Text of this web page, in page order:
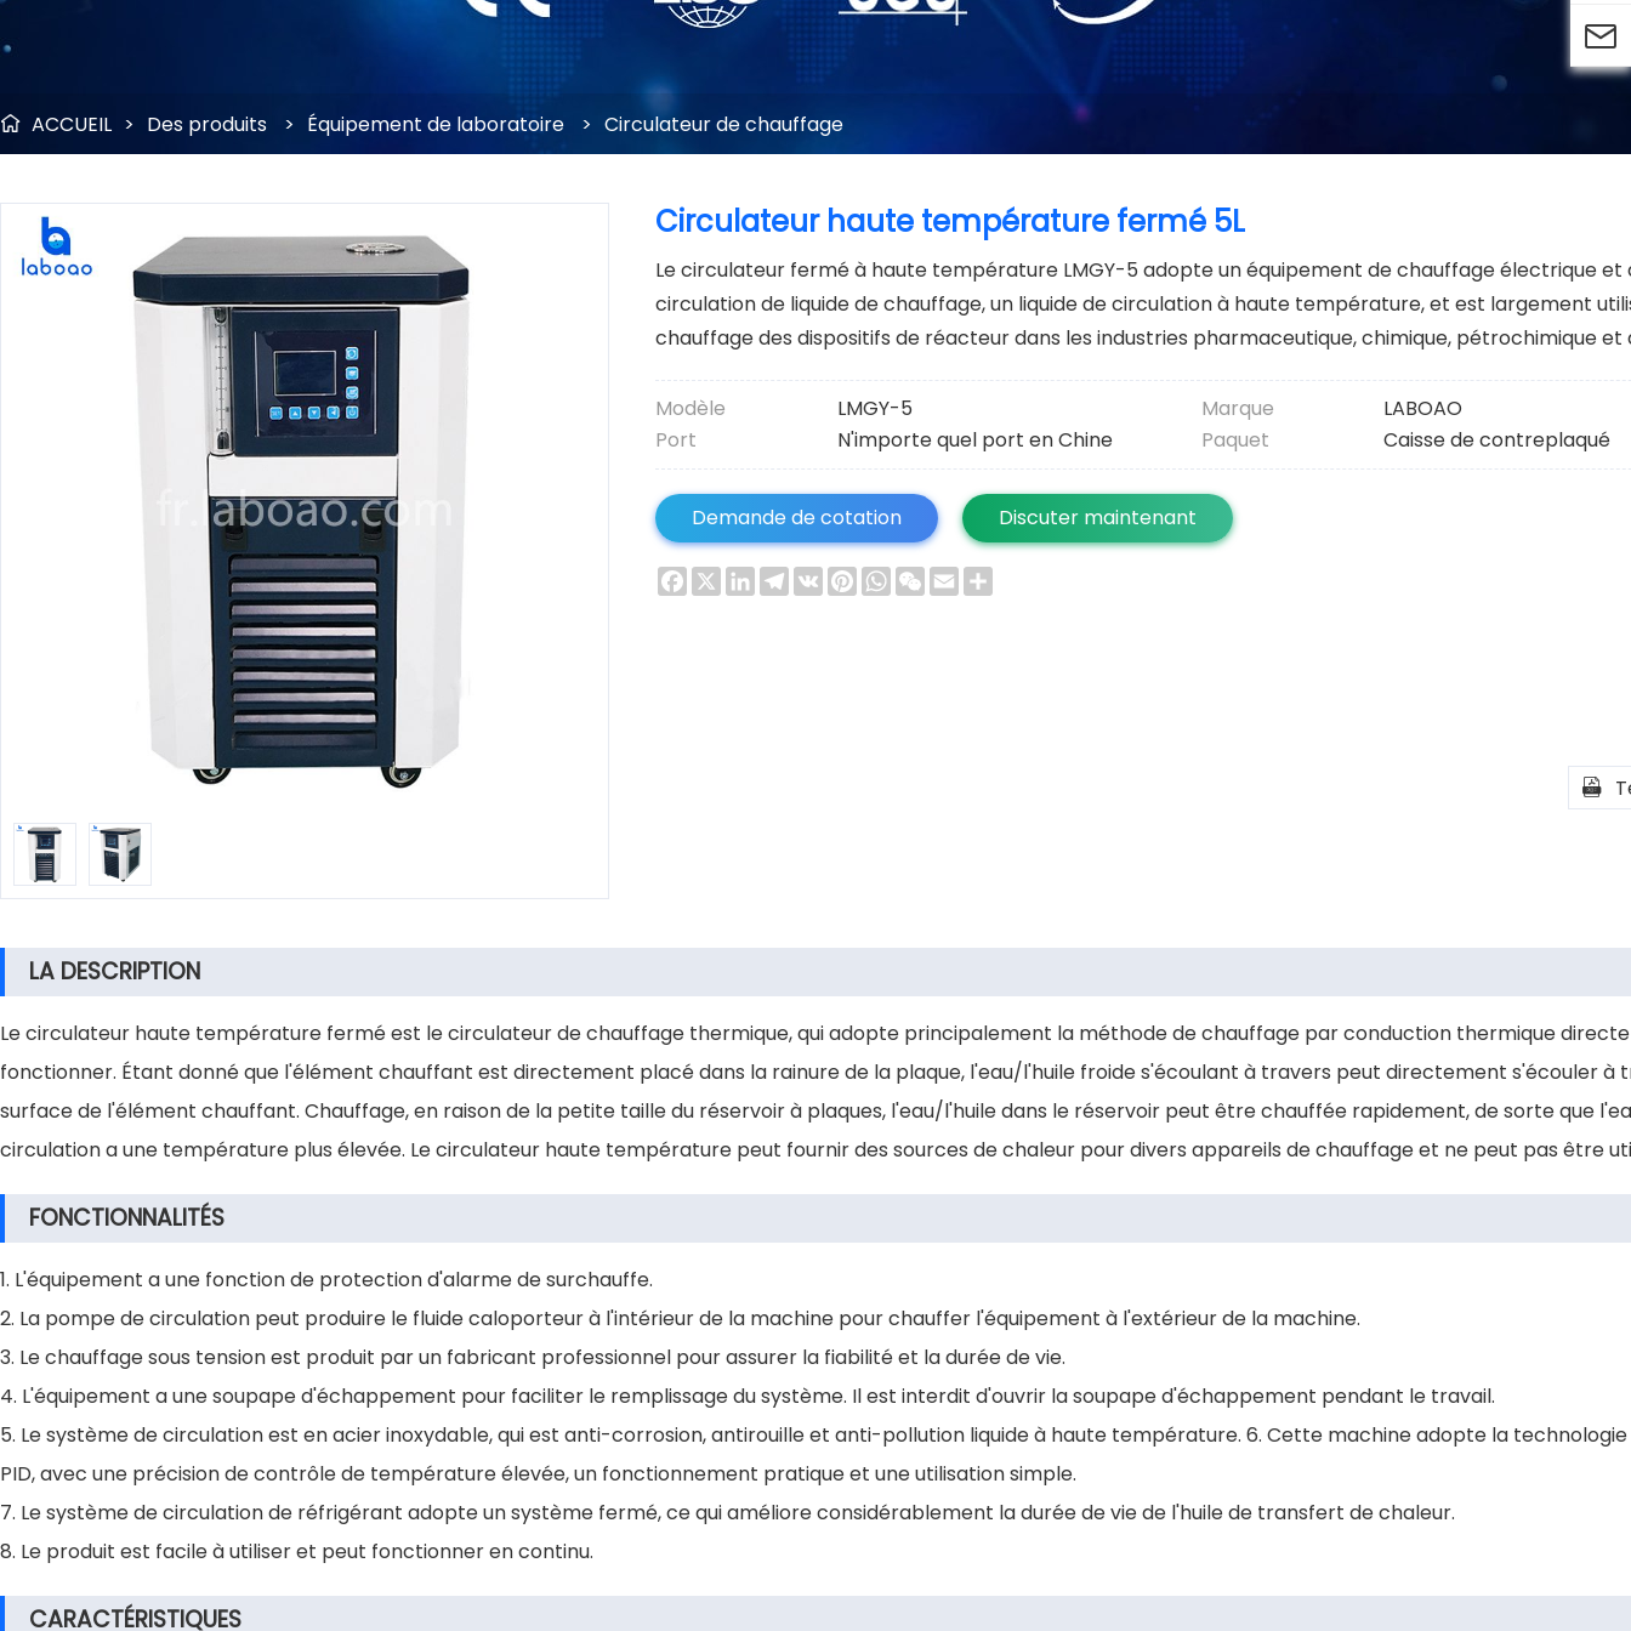
 ACCUEIL > Des produits > Équipement de laboratoire > Circulateur de chauffage
Circulateur haute température fermé 5L
Le circulateur fermé à haute température LMGY-5 adopte un équipement de chauffage électrique et
circulation de liquide de chauffage, un liquide de circulation à haute température, et est largement
chauffage des dispositifs de réacteur dans les industries pharmaceutique, chimique, pétrochimique et
Modèle LMGY-5 Marque
LABOAO
Port
N'importe quel port en Chine Paquet Caisse de contreplaqué
Demande de cotation Discuter maintenant
Facebook
X LinkedInTelegram
VK Pinterest
WhatsApp
WeChat
Email

LA DESCRIPTION
Le circulateur haute température fermé est le circulateur de chauffage thermique, qui adopte principalement la méthode de chauffage par conduction thermique
fonctionner. Étant donné que l'élément chauffant est directement placé dans la rainure de la plaque, l'eau/l'huile froide s'écoulant à travers peut directement s'écouler à
surface de l'élément chauffant. Chauffage, en raison de la petite taille du réservoir à plaques, l'eau/l'huile dans le réservoir peut être chauffée rapidement, de sorte que
circulation a une température plus élevée. Le circulateur haute température peut fournir des sources de chaleur pour divers appareils de chauffage et ne peut pas être
FONCTIONNALITÉS
1. L'équipement a une fonction de protection d'alarme de surchauffe.
2. La pompe de circulation peut produire le fluide caloporteur à l'intérieur de la machine pour chauffer l'équipement à l'extérieur de la machine.
3. Le chauffage sous tension est produit par un fabricant professionnel pour assurer la fiabilité et la durée de vie.
4. L'équipement a une soupape d'échappement pour faciliter le remplissage du système. Il est interdit d'ouvrir la soupape d'échappement pendant le travail.
5. Le système de circulation est en acier inoxydable, qui est anti-corrosion, antirouille et anti-pollution liquide à haute température. 6. Cette machine adopte la
PID, avec une précision de contrôle de température élevée, un fonctionnement pratique et une utilisation simple.
7. Le système de circulation de réfrigérant adopte un système fermé, ce qui améliore considérablement la durée de vie de l'huile de transfert de chaleur.
8. Le produit est facile à utiliser et peut fonctionner en continu.
CARACTÉRISTIQUES
